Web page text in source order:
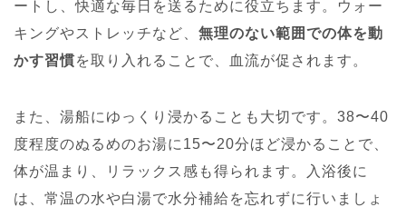
ートし、快適な毎日を送るために役立ちます。ウォー
キングやストレッチなど、 無理のない範囲での体を動
かす習慣を取り入れることで、血流が促されます。
また、湯船にゆっくり浸かることも大切です。38〜40
度程度のぬるめのお湯に15〜20分ほど浸かることで、
体が温まり、リラックス感も得られます。入浴後に
は、常温の水や白湯で水分補給を忘れずに行いましょ